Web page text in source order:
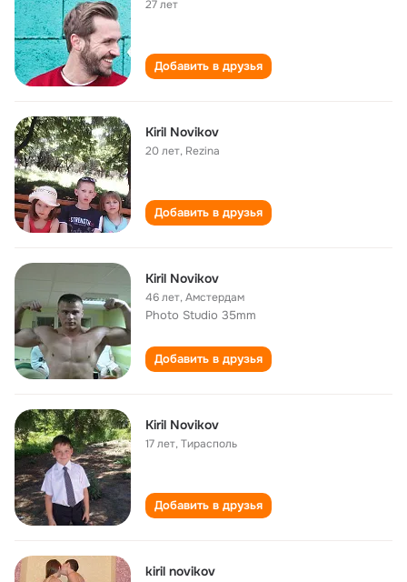
27 лет
Добавить в друзья
Kiril Novikov
20 лет, Rezina
Добавить в друзья
Kiril Novikov
46 лет,Амстердам
Photo Studio 35mm
Добавить в друзья
Kiril Novikov
17 лет,Тирасполь
Добавить в друзья
kiril novikov